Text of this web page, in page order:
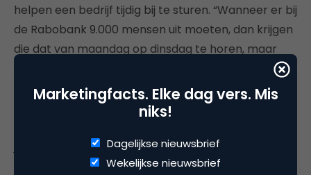
helpen een bedrijf tijdig bij te sturen. “Wanneer er bij
de Rabobank 9.000 mensen uit moeten, dan krijgen
die dat van maandag op dinsdag te horen, maar
dat zag Rabobank al twee jaar geleden aankomen.
Stel nu dat je die hele club apart had gezet met de
mededeling: jongens die baan is er over twee jaar
jaar te fixen. Dan krijg je toch een hele andere
instelling. Ik denk ook dat het voor een holocratisch
Marketingfacts. Elke dag vers. Mis
niks!
Dagelijkse nieuwsbrief
Wekelijkse nieuwsbrief